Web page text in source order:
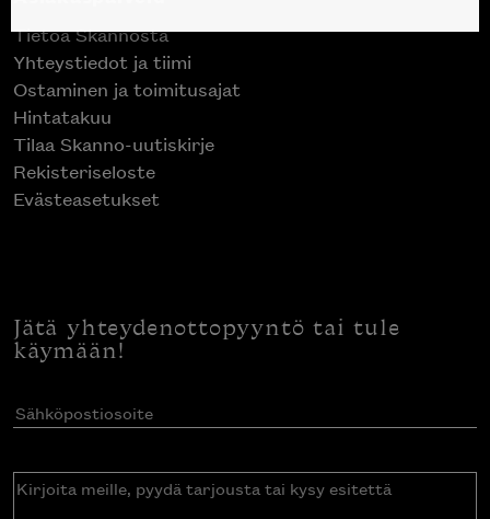
Tietoa Skannosta
Yhteystiedot ja tiimi
Ostaminen ja toimitusajat
Hintatakuu
Tilaa Skanno-uutiskirje
Rekisteriseloste
Evästeasetukset
Jätä yhteydenottopyyntö tai tule
käymään!
Sähköpostiosoite(Pakollinen)
Kirjoita